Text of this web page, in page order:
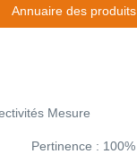
Annuaire des produits
Mesure
Pertinence : 100%